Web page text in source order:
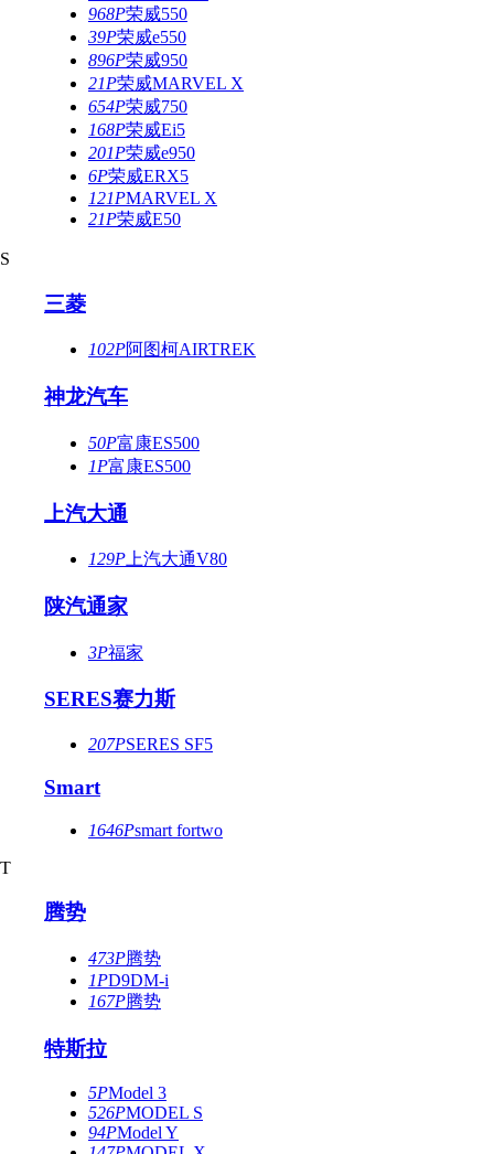
968P荣威550
39P荣威e550
896P荣威950
21P荣威MARVEL X
654P荣威750
168P荣威Ei5
201P荣威e950
6P荣威ERX5
121PMARVEL X
21P荣威E50
S
三菱
102P阿图柯AIRTREK
神龙汽车
50P富康ES500
1P富康ES500
上汽大通
129P 上汽大通V80
陕汽通家
3P福家
SERES赛力斯
207PSERES SF5
Smart
1646Psmart fortwo
T
腾势
473P腾势
1PD9DM-i
167P腾势
特斯拉
5PModel 3
526PMODEL S
94PModel Y